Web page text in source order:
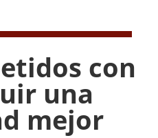
con
una
mejor